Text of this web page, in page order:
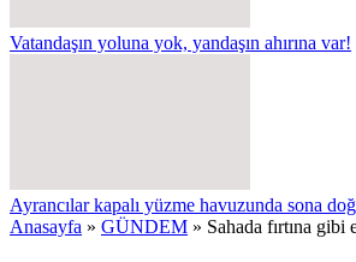
Vatandaşın yoluna yok, yandaşın ahırına var!
Ayrancılar kapalı yüzme havuzunda sona
Anasayfa » GÜNDEM » Sahada fırtına gibi